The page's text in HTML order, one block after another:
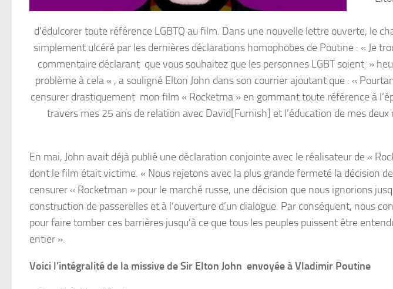
d’édulcorer toute référence LGBTQ au film. Dans une nouvelle lettre ouverte, le
simplement ulcéré par les dernières déclarations homophobes de Poutine : « Je
commentaire déclarant que vous souhaitez que les personnes LGBT soient »
problème à cela « , a souligné Elton John dans son courrier ajoutant que : «
censurer drastiquement mon film « Rocketma » en gommant toute référence à
travers mes 25 ans de relation avec David[Furnish] et l’éducation de mes deux
En mai, John avait déjà publié une déclaration conjointe avec le réalisateur de «
dont le film était victime. « Nous rejetons avec la plus grande fermeté la décision
censurer « Rocketman » pour le marché russe, une décision que nous ignorions
construction de passerelles et à l’ouverture d’un dialogue. Par conséquent, nous
pour faire tomber ces barrières jusqu’à ce que tous les peuples puissent être
entier ».
Voici l’intégralité de la missive de Sir Elton John envoyée à Vladimir Poutine